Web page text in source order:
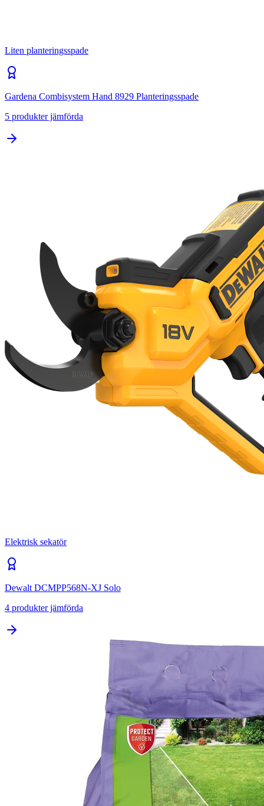
Liten planteringsspade
Gardena Combisystem Hand 8929 Planteringsspade
5 produkter jämförda
Elektrisk sekatör
Dewalt DCMPP568N-XJ Solo
4 produkter jämförda